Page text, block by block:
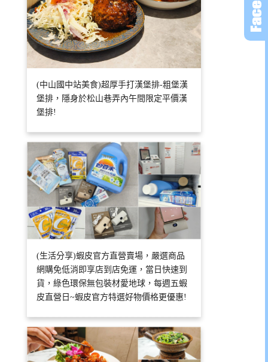
(中山國中站美食)超厚手打漢堡排-粗堡漢
堡排，隱身於松山巷弄內午間限定平價漢
堡排!
(生活分享)蝦皮官方直營賣場，嚴選商品
網購免低消即享店到店免運，當日快速到
貨，綠色環保無包裝材愛地球，每週五蝦
皮直營日~蝦皮官方特選好物價格更優惠!